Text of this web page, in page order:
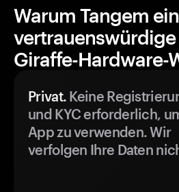
Warum Tangem
Giraffe-Hardware-
Privat. Keine
und KYC erforderlich,
App zu verwenden. Wir
verfolgen Ihre Daten